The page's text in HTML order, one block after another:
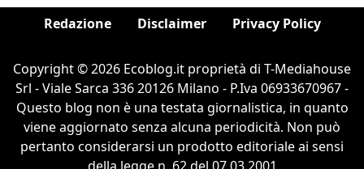
Redazione Disclaimer Privacy Policy
Copyright © 2026 Ecoblog.it proprietà di T-Mediahouse
Srl - Viale Sarca 336 20126 Milano - P.Iva 06933670967 -
Questo blog non è una testata giornalistica, in quanto
viene aggiornato senza alcuna periodicità. Non può
pertanto considerarsi un prodotto editoriale ai sensi